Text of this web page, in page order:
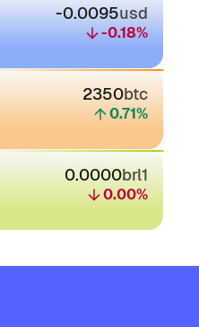
-0.0095usd
-0.18%
2350btc
0.71%
0.0000brl1
0.00%